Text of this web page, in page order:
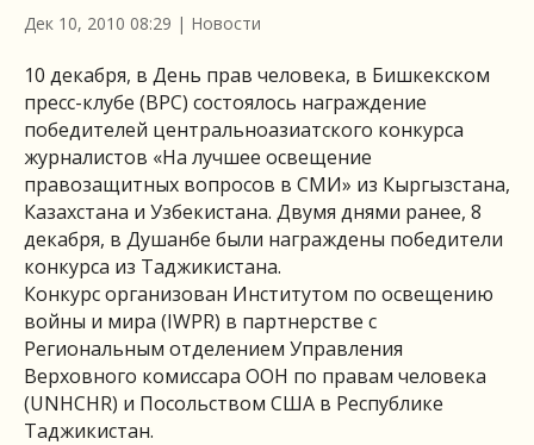
Дек 10, 2010 08:29 | Новости
10 декабря, в День прав человека, в Бишкекском
пресс-клубе (BPC) состоялось награждение
победителей центральноазиатского конкурса
журналистов «На лучшее освещение
правозащитных вопросов в СМИ» из Кыргызстана,
Казахстана и Узбекистана. Двумя днями ранее, 8
декабря, в Душанбе были награждены победители
конкурса из Таджикистана.
Конкурс организован Институтом по освещению
войны и мира (IWPR) в партнерстве с
Региональным отделением Управления
Верховного комиссара ООН по правам человека
(UNHCHR) и Посольством США в Республике
Таджикистан.